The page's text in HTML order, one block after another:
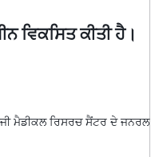
ਵਿਕਸਿਤ ਕੀਤੀ ਹੈ।
ਮੈਡੀਕਲ ਰਿਸਰਚ ਸੈਂਟਰ ਦੇ ਜਨਰਲ